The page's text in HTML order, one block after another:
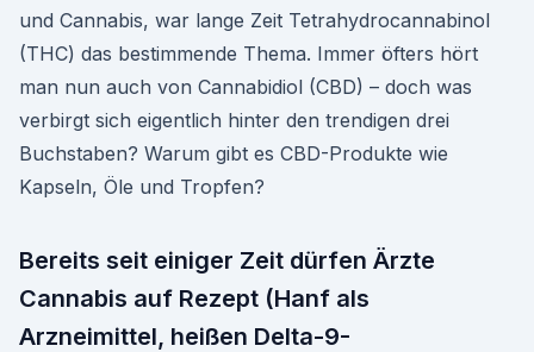
und Cannabis, war lange Zeit Tetrahydrocannabinol
(THC) das bestimmende Thema. Immer öfters hört
man nun auch von Cannabidiol (CBD) – doch was
verbirgt sich eigentlich hinter den trendigen drei
Buchstaben? Warum gibt es CBD-Produkte wie
Kapseln, Öle und Tropfen?
Bereits seit einiger Zeit dürfen Ärzte
Cannabis auf Rezept (Hanf als
Arzneimittel, heißen Delta-9-